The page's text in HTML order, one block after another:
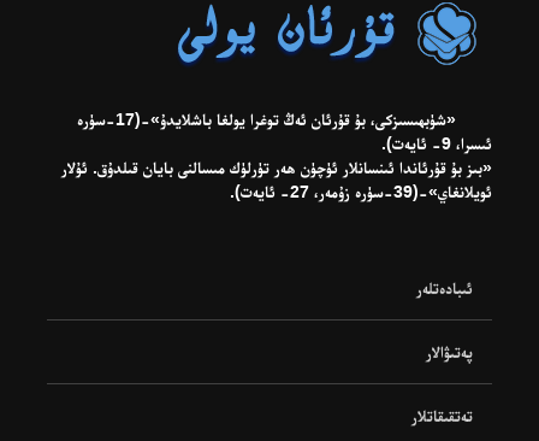
«شۈبھىسىزكى، بۇ قۇرئان ئەڭ توغرا يولغا باشلايدۇ»-(17-سۈرە
ئىسرا، 9- ئايەت).
«بىز بۇ قۇرئاندا ئىنسانلار ئۈچۈن ھەر تۈرلۈك مىسالنى بايان قىلدۇق. ئۇلار
ئويلانغاي»-(39-سۈرە زۇمەر، 27- ئايەت).
ئىبادەتلەر
پەتىۋالار
تەتقىقاتلار